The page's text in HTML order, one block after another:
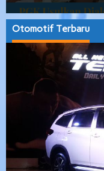
Otomotif Terbaru